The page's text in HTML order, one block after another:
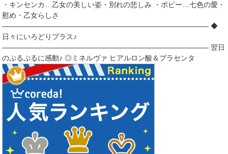
・キンセンカ…乙女の美しい姿・別れの悲しみ ・ポピー…七色の愛・
慰め・乙女らしさ
――――――――――――――――――――――――――――― ◆
日々にいろどりプラス♪
――――――――――――――――――――――――――――― 翌日
のぷるぷるに感動♪ ◎ミネルヴァ ヒアルロン酸＆プラセンタ